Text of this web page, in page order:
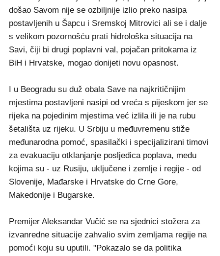
došao Savom nije se ozbiljnije izlio preko nasipa
postavljenih u Šapcu i Sremskoj Mitrovici ali se i dalje
s velikom pozornošću prati hidrološka situacija na
Savi, čiji bi drugi poplavni val, pojačan pritokama iz
BiH i Hrvatske, mogao donijeti novu opasnost.
I u Beogradu su duž obala Save na najkritičnijim
mjestima postavljeni nasipi od vreća s pijeskom jer se
rijeka na pojedinim mjestima već izlila ili je na rubu
šetališta uz rijeku. U Srbiju u međuvremenu stiže
međunarodna pomoć, spasilački i specijalizirani timovi
za evakuaciju otklanjanje posljedica poplava, među
kojima su - uz Rusiju, uključene i zemlje i regije - od
Slovenije, Mađarske i Hrvatske do Crne Gore,
Makedonije i Bugarske.
Premijer Aleksandar Vučić se na sjednici stožera za
izvanredne situacije zahvalio svim zemljama regije na
pomoći koju su uputili. "Pokazalo se da politika